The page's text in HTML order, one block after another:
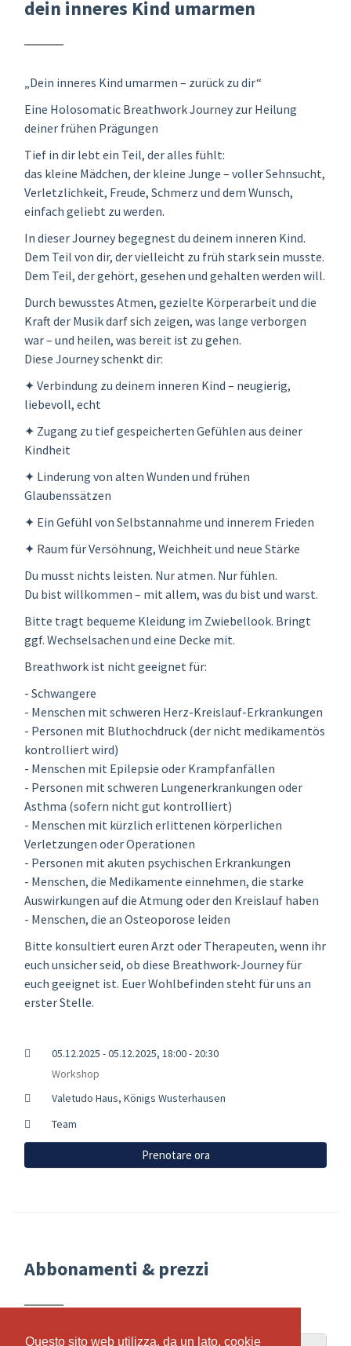
Questo sito web utilizza, da un lato, cookie
Questo sito web utilizza, da un lato, cookie
dein inneres Kind umarmen
„Dein inneres Kind umarmen – zurück zu dir“
Eine Holosomatic Breathwork Journey zur Heilung
deiner frühen Prägungen
Tief in dir lebt ein Teil, der alles fühlt:
das kleine Mädchen, der kleine Junge – voller Sehnsucht,
Verletzlichkeit, Freude, Schmerz und dem Wunsch,
einfach geliebt zu werden.
In dieser Journey begegnest du deinem inneren Kind.
Dem Teil von dir, der vielleicht zu früh stark sein musste.
Dem Teil, der gehört, gesehen und gehalten werden will.
Durch bewusstes Atmen, gezielte Körperarbeit und die
Kraft der Musik darf sich zeigen, was lange verborgen
war – und heilen, was bereit ist zu gehen.
Diese Journey schenkt dir:
✦ Verbindung zu deinem inneren Kind – neugierig,
liebevoll, echt
✦ Zugang zu tief gespeicherten Gefühlen aus deiner
Kindheit
✦ Linderung von alten Wunden und frühen
Glaubenssätzen
✦ Ein Gefühl von Selbstannahme und innerem Frieden
✦ Raum für Versöhnung, Weichheit und neue Stärke
Du musst nichts leisten. Nur atmen. Nur fühlen.
Du bist willkommen – mit allem, was du bist und warst.
Bitte tragt bequeme Kleidung im Zwiebellook. Bringt
ggf. Wechselsachen und eine Decke mit.
Breathwork ist nicht geeignet für:
- Schwangere
- Menschen mit schweren Herz-Kreislauf-Erkrankungen
- Personen mit Bluthochdruck (der nicht medikamentös
kontrolliert wird)
- Menschen mit Epilepsie oder Krampfanfällen
- Personen mit schweren Lungenerkrankungen oder
Asthma (sofern nicht gut kontrolliert)
- Menschen mit kürzlich erlittenen körperlichen
Verletzungen oder Operationen
- Personen mit akuten psychischen Erkrankungen
- Menschen, die Medikamente einnehmen, die starke
Auswirkungen auf die Atmung oder den Kreislauf haben
- Menschen, die an Osteoporose leiden
Bitte konsultiert euren Arzt oder Therapeuten, wenn ihr
euch unsicher seid, ob diese Breathwork-Journey für
euch geeignet ist. Euer Wohlbefinden steht für uns an
erster Stelle.
05.12.2025 - 05.12.2025, 18:00 - 20:30
Workshop
Valetudo Haus, Königs Wusterhausen
Team
Prenotare ora
Abbonamenti & prezzi